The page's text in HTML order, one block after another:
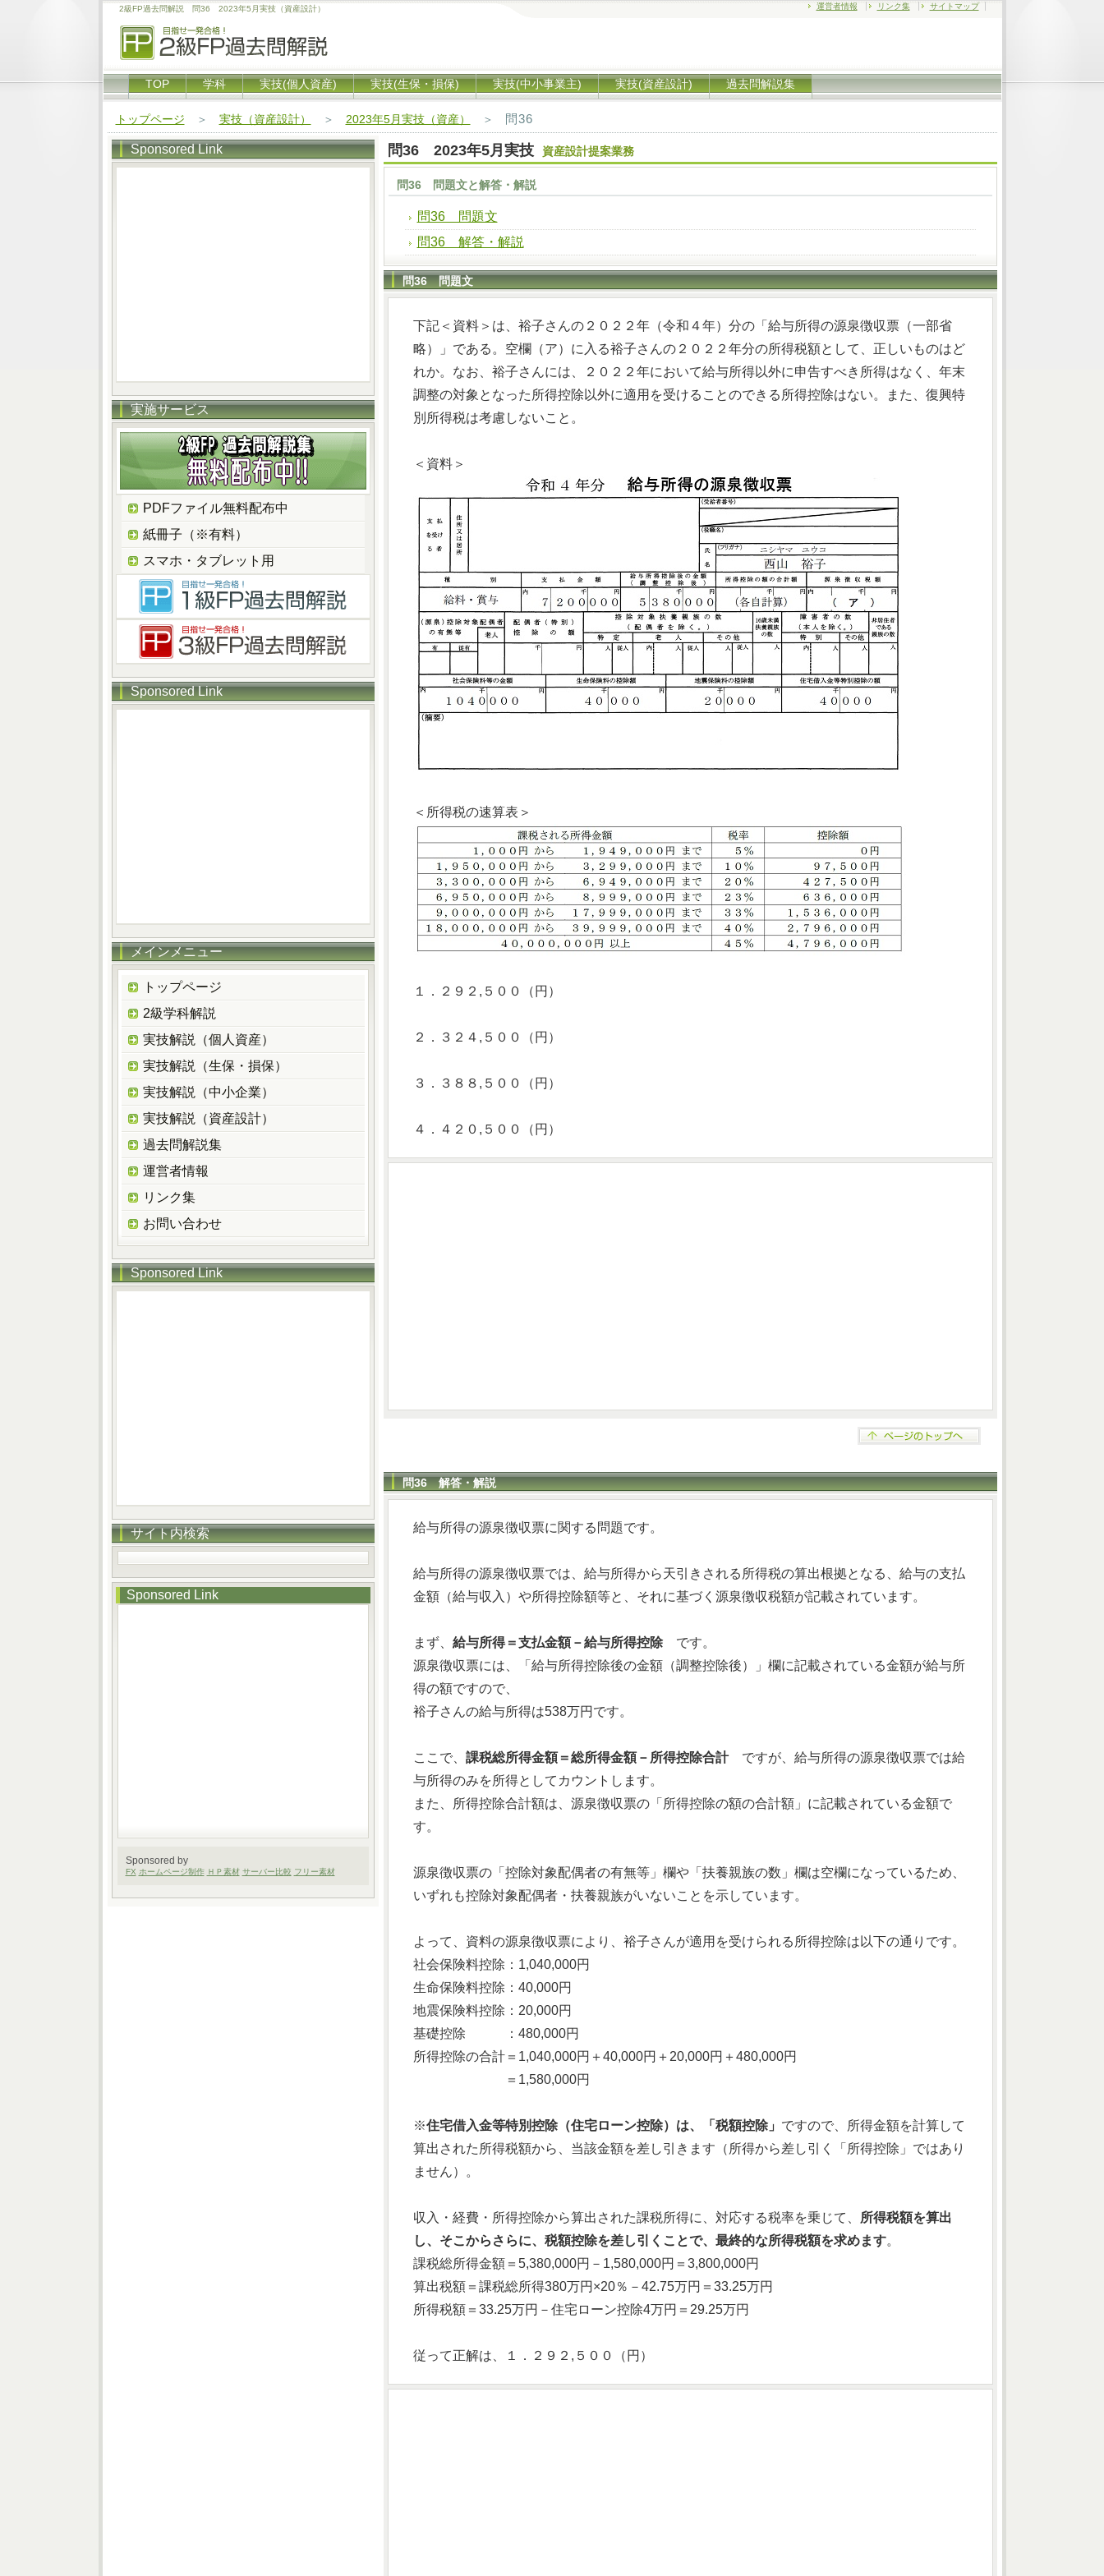
2級FP過去問解説 問36 2023年5月実技（資産設計） 運営者情報 リンク集 サイトマップ
TOP 学科 実技(個人資産) 実技(生保・損保) 実技(中小事業主) 実技(資産設計) 過去問解説集
トップページ ＞ 実技（資産設計） ＞ 2023年5月実技（資産） ＞ 問36
問36 2023年5月実技 資産設計提案業務
問36 問題文と解答・解説
問36 問題文
問36 解答・解説
問36 問題文
下記＜資料＞は、裕子さんの２０２２年（令和４年）分の「給与所得の源泉徴収票（一部省
略）」である。空欄（ア）に入る裕子さんの２０２２年分の所得税額として、正しいものはど
れか。なお、裕子さんには、２０２２年において給与所得以外に申告すべき所得はなく、年末
調整の対象となった所得控除以外に適用を受けることのできる所得控除はない。また、復興特
別所得税は考慮しないこと。
＜資料＞
＜所得税の速算表＞
１．２９２,５００（円）
２．３２４,５００（円）
３．３８８,５００（円）
４．４２０,５００（円）
問36 解答・解説
給与所得の源泉徴収票に関する問題です。
給与所得の源泉徴収票では、給与所得から天引きされる所得税の算出根拠となる、給与の支払
金額（給与収入）や所得控除額等と、それに基づく源泉徴収税額が記載されています。
まず、 給与所得＝支払金額－給与所得控除です。
源泉徴収票には、「給与所得控除後の金額（調整控除後）」欄に記載されている金額が給与所
得の額ですので、
裕子さんの給与所得は538万円です。
ここで、 課税総所得金額＝総所得金額－所得控除合計ですが、給与所得の源泉徴収票では給
与所得のみを所得としてカウントします。
また、所得控除合計額は、源泉徴収票の「所得控除の額の合計額」に記載されている金額で
す。
源泉徴収票の「控除対象配偶者の有無等」欄や「扶養親族の数」欄は空欄になっているため、
いずれも控除対象配偶者・扶養親族がいないことを示しています。
よって、資料の源泉徴収票により、裕子さんが適用を受けられる所得控除は以下の通りです。
社会保険料控除：1,040,000円
生命保険料控除：40,000円
地震保険料控除：20,000円
基礎控除 ：480,000円
所得控除の合計＝1,040,000円＋40,000円＋20,000円＋480,000円
＝1,580,000円
※住宅借入金等特別控除（住宅ローン控除）は、「税額控除」 ですので、所得金額を計算して
算出された所得税額から、当該金額を差し引きます（所得から差し引く「所得控除」ではあり
ません）。
収入・経費・所得控除から算出された課税所得に、対応する税率を乗じて、
所得税額を算出
し、そこからさらに、税額控除を差し引くことで、最終的な所得税額を求めます。
課税総所得金額＝5,380,000円－1,580,000円＝3,800,000円
算出税額＝課税総所得380万円×20％－42.75万円＝33.25万円
所得税額＝33.25万円－住宅ローン控除4万円＝29.25万円
従って正解は、１．２９２,５００（円）
Sponsored Link
実施サービス
PDFファイル無料配布中
紙冊子（※有料）
スマホ・タブレット用
Sponsored Link
メインメニュー
トップページ
2級学科解説
実技解説（個人資産）
実技解説（生保・損保）
実技解説（中小企業）
実技解説（資産設計）
過去問解説集
運営者情報
リンク集
お問い合わせ
Sponsored Link
サイト内検索
Sponsored Link
Sponsored by
FX ホームページ制作 ＨＰ素材 サーバー比較 フリー素材